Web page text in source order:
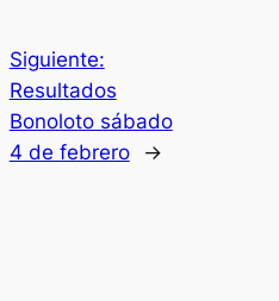
Siguiente:
Resultados
Bonoloto sábado
4 de febrero
→